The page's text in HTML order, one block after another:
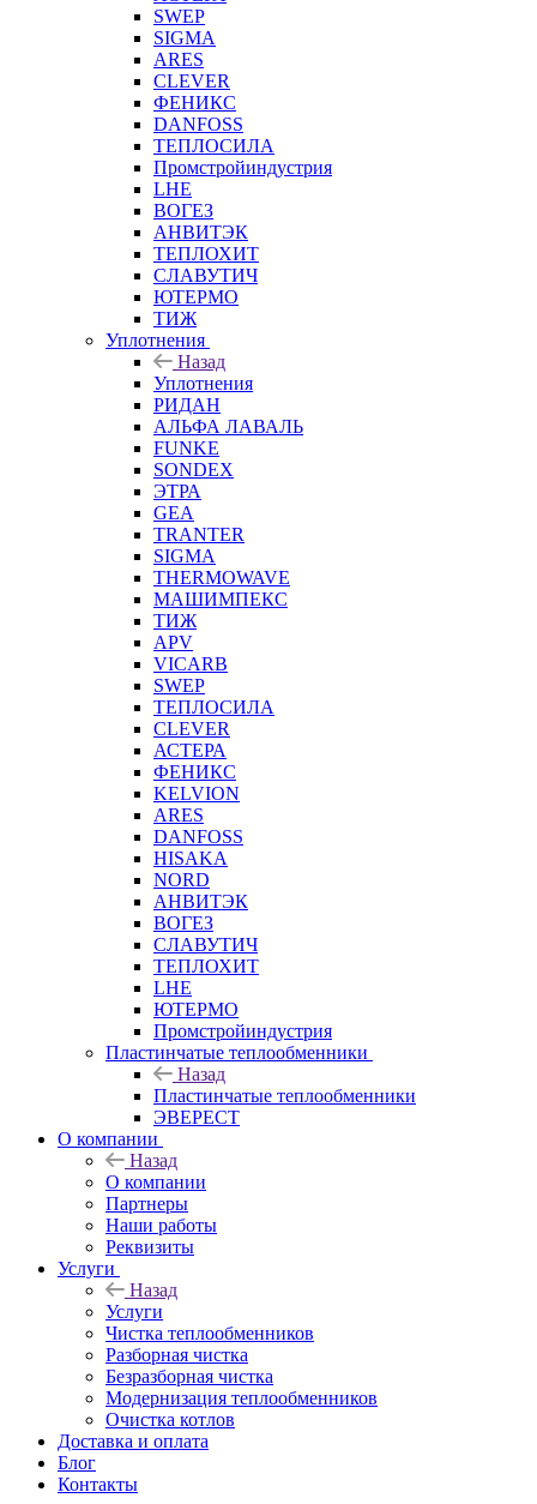
SWEP
SIGMA
ARES
CLEVER
ФЕНИКС
DANFOSS
ТЕПЛОСИЛА
Промстройиндустрия
LHE
ВОГЕЗ
АНВИТЭК
ТЕПЛОХИТ
СЛАВУТИЧ
ЮТЕРМО
ТИЖ
Уплотнения
Назад
Уплотнения
РИДАН
АЛЬФА ЛАВАЛЬ
FUNKE
SONDEX
ЭТРА
GEA
TRANTER
SIGMA
THERMOWAVE
МАШИМПЕКС
ТИЖ
APV
VICARB
SWEP
ТЕПЛОСИЛА
CLEVER
АСТЕРА
ФЕНИКС
KELVION
ARES
DANFOSS
HISAKA
NORD
АНВИТЭК
ВОГЕЗ
СЛАВУТИЧ
ТЕПЛОХИТ
LHE
ЮТЕРМО
Промстройиндустрия
Пластинчатые теплообменники
Назад
Пластинчатые теплообменники
ЭВЕРЕСТ
О компании
Назад
О компании
Партнеры
Наши работы
Реквизиты
Услуги
Назад
Услуги
Чистка теплообменников
Разборная чистка
Безразборная чистка
Модернизация теплообменников
Очистка котлов
Доставка и оплата
Блог
Контакты